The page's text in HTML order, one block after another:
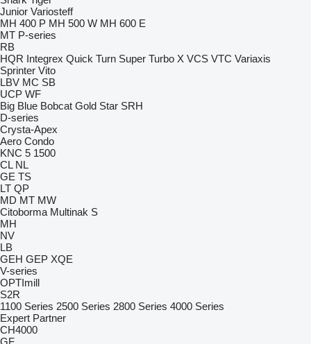
Junior Variosteff
MH 400 P MH 500 W MH 600 E
MT P-series
RB
HQR Integrex Quick Turn Super Turbo X VCS VTC Variaxis
Sprinter Vito
LBV MC SB
UCP WF
Big Blue Bobcat Gold Star SRH
D-series
Crysta-Apex
Aero Condo
KNC 5 1500
CL NL
GE TS
LT QP
MD MT MW
Citoborma Multinak S
MH
NV
LB
GEH GEP XQE
V-series
OPTImill
S2R
1100 Series 2500 Series 2800 Series 4000 Series
Expert Partner
CH4000
GF